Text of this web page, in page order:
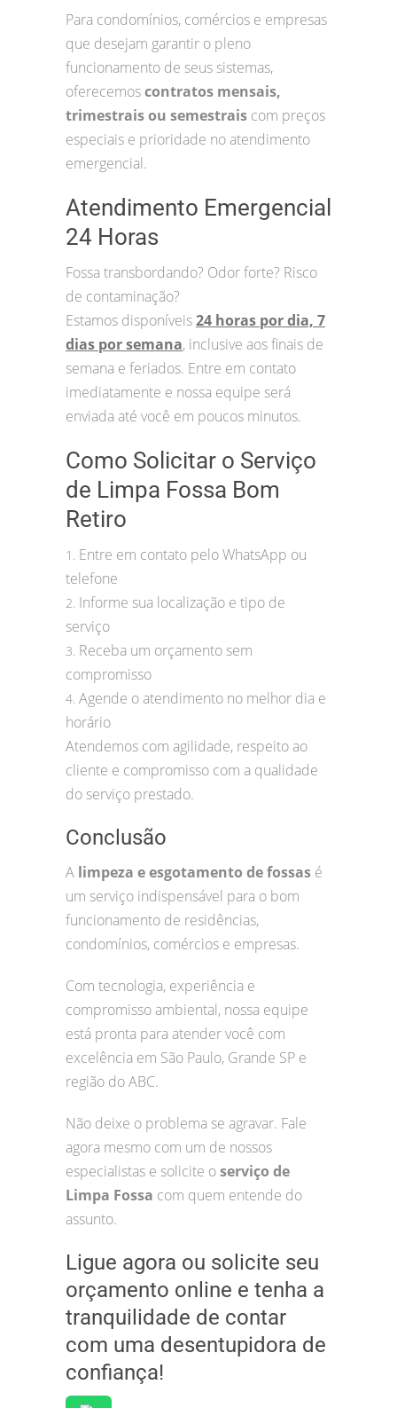
Para condomínios, comércios e empresas
que desejam garantir o pleno
funcionamento de seus sistemas,
oferecemoscontratos mensais,
trimestrais ou semestrais com preços
especiais e prioridade no atendimento
emergencial.
Atendimento Emergencial
24 Horas
Fossa transbordando? Odor forte? Risco
de contaminação?
Estamos disponíveis24 horas por dia, 7
dias por semana, inclusive aos finais de
semana e feriados. Entre em contato
imediatamente e nossa equipe será
enviada até você em poucos minutos.
Como Solicitar o Serviço
de Limpa Fossa Bom
Retiro
1. Entre em contato pelo WhatsApp ou
telefone
2. Informe sua localização e tipo de
serviço
3. Receba um orçamento sem
compromisso
4. Agende o atendimento no melhor dia e
horário
Atendemos com agilidade, respeito ao
cliente e compromisso com a qualidade
do serviço prestado.
Conclusão
A limpeza e esgotamento de fossas é
um serviço indispensável para o bom
funcionamento de residências,
condomínios, comércios e empresas.
Com tecnologia, experiência e
compromisso ambiental, nossa equipe
está pronta para atender você com
excelência em São Paulo, Grande SP e
região do ABC.
Não deixe o problema se agravar. Fale
agora mesmo com um de nossos
especialistas e solicite oserviço de
Limpa Fossa com quem entende do
assunto.
Ligue agora ou solicite seu
orçamento online e tenha a
tranquilidade de contar
com uma desentupidora de
confiança!